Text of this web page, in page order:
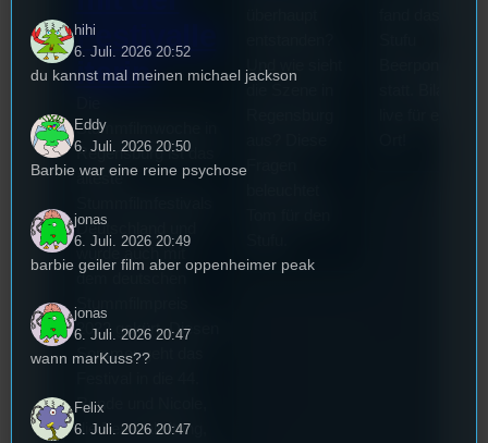
Festivalle
iterin
Stummfilmwoche in
Regensburg ist das
älteste
Deutschland und
dem deutschen
Stummfilmpreis
2022 gekürt. Diesen
Sommer geht das
Runde und Nicole,
die Festivalleitung,
Fragen
hihi
6. Juli. 2026 20:52
du kannst mal meinen michael jackson
Eddy
6. Juli. 2026 20:50
Barbie war eine reine psychose
jonas
6. Juli. 2026 20:49
barbie geiler film aber oppenheimer peak
jonas
6. Juli. 2026 20:47
wann marKuss??
Felix
6. Juli. 2026 20:47